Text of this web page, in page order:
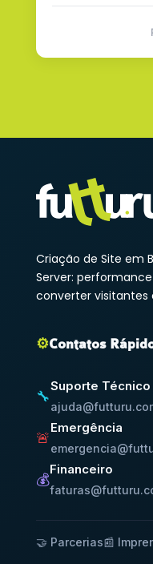
Criação de Site em
Server:
converter visitantes
⚙️Contatos
🔧
Suporte Técnico
🚨
Emergência
💰
Financeiro
🤝 Parcerias📰